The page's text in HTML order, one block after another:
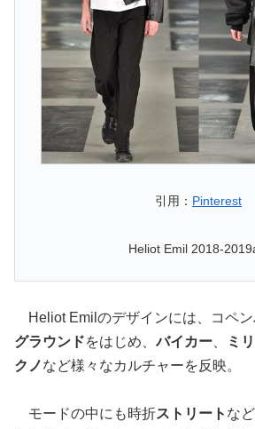
引用： Pinterest
Heliot Emil 2018-
Heliot Emilのデザインには、コペ
グラウンドをはじめ、バイカー ミ
クノなど様々なカルチャーを反映。
モードの中にも時折ストリート な